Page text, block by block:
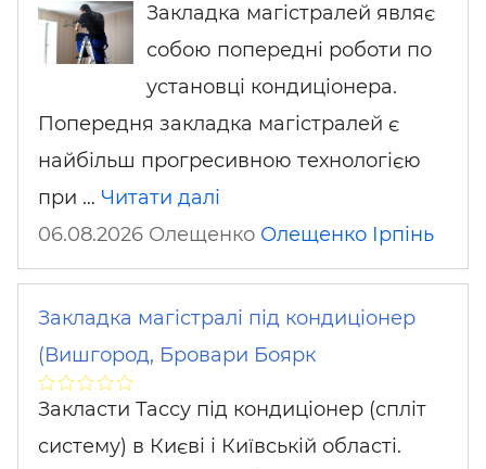
Закладка магістралей являє
собою попередні роботи по
установці кондиціонера.
Попередня закладка магістралей є
найбільш прогресивною технологією
при … Читати далі
06.08.2026 Олещенко Олещенко Ірпінь
Закладка магістралі під кондиціонер
(Вишгород, Бровари Боярк
Закласти Тассу під кондиціонер (спліт
систему) в Києві і Київській області.